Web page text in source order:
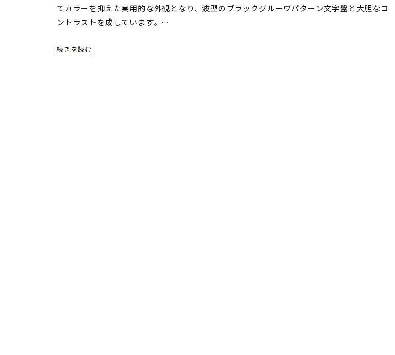
てカラーを抑えた実用的な外観となり、波型のブラックグルーヴパターン文字盤と大胆なコ
ントラストを成しています。
性能面では、新しい高振動自動巻クロノグラフキャリバー、エル・プリメロ 3652が、パイ